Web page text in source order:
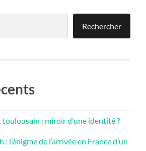
Rechercher
: miroir d’une identité ?
l’énigme de l’arrivée en France d’un